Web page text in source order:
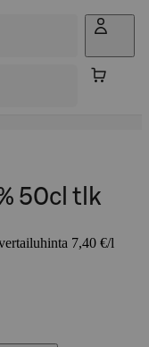
50cl tlk
7,40 €/l